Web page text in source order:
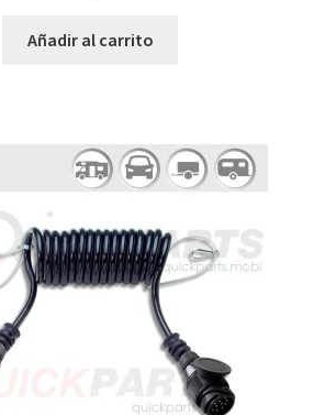
Añadir al carrito